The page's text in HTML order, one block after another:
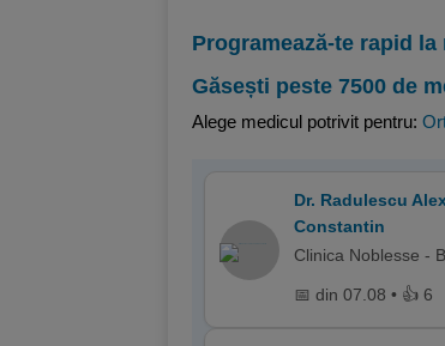
Programează-te rapid
Găsești peste 7500 de
Alege medicul potrivit pentru:
Dr. Radulescu
Constantin
Clinica Noblesse -
📅 din 07.08 • 👍 6